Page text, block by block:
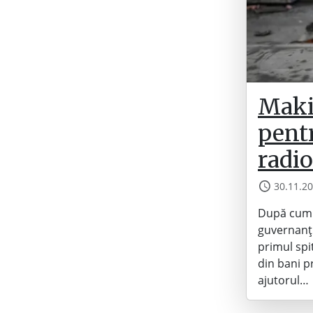
După
primul
din bani
ajutorul…